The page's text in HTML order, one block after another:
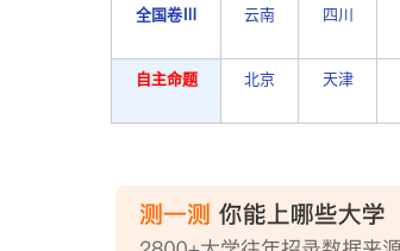
全国卷Ⅲ 云南 四川
自主命题 北京 天津